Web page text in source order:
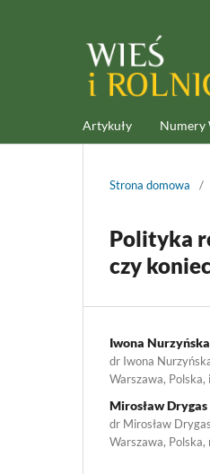
Artykuły Numery
Strona domowa /
Polityka
czy
Iwona Nurzyńska
dr Iwona
Warszawa, Polska,
Mirosław Drygas
dr Mirosław
Warszawa,